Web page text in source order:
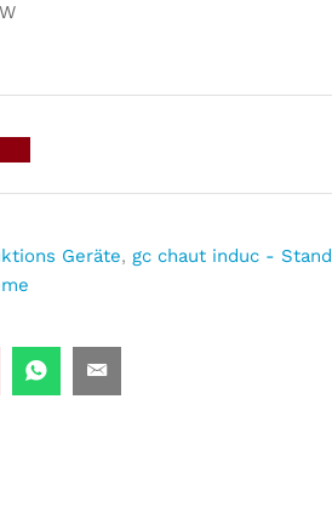
Geräte, gc chaut induc - Stand